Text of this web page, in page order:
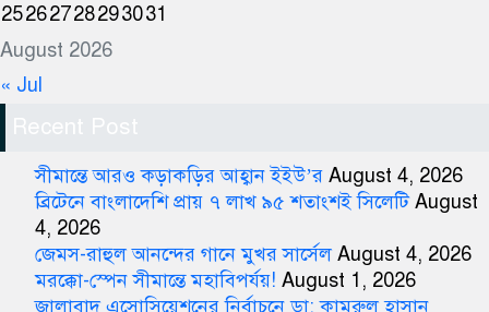
August 2026
25262728293031
« Jul
Recent Post
সীমান্তে আরও কড়াকড়ির আহ্বান ইইউ’র August 4, 2026
ব্রিটেনে বাংলাদেশি প্রায় ৭ লাখ ৯৫ শতাংশই সিলেটি August
4, 2026
জেমস-রাহুল আনন্দের গানে মুখর সার্সেল August 4, 2026
মরক্কো-স্পেন সীমান্তে মহাবিপর্যয়! August 1, 2026
জালাবাদ এসোসিয়েশনের নির্বাচনে ডা: কামরুল হাসান